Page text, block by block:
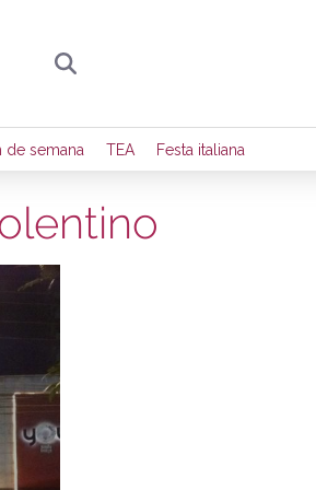
seus dados para receber toda
e notícias da região.
de semana TEA Festa italiana